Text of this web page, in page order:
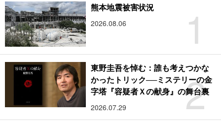
1
熊本地震被害状況
2026.08.06
2
東野圭吾を悼む：誰も考えつかな
かったトリック──ミステリーの金
字塔『容疑者Ｘの献身』の舞台裏
2026.07.29